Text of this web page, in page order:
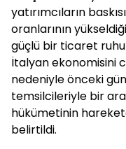
yatırımcıların
oranlarının
güçlü bir ticaret
İtalyan ekonomisini
nedeniyle önceki
temsilcileriyle bir
hükümetinin
belirtildi.